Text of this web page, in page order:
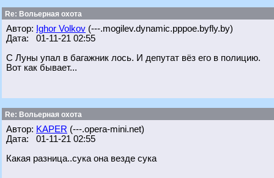
Re: Вольерная охота
Автор: Ighor Volkov (---.mogilev.dynamic.pppoe.byfly.by)
Дата: 01-11-21 02:55
С Луны упал в багажник лось. И депутат вёз его в полицию.
Вот как бывает...
Re: Вольерная охота
Автор: KAPER (---.opera-mini.net)
Дата: 01-11-21 02:55
Какая разница..сука она везде сука